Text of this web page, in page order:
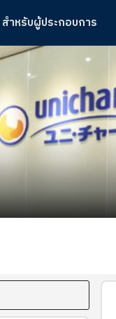
สำหรับผู้ประกอบการ